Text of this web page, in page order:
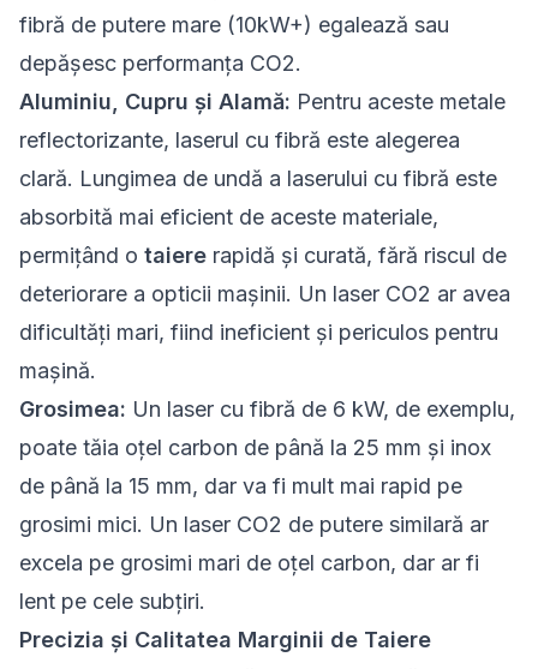
fibră de putere mare (10kW+) egalează sau
depășesc performanța CO2.
Aluminiu, Cupru și Alamă: Pentru aceste metale
reflectorizante, laserul cu fibră este alegerea
clară. Lungimea de undă a laserului cu fibră este
absorbită mai eficient de aceste materiale,
permițând o taiere rapidă și curată, fără riscul de
deteriorare a opticii mașinii. Un laser CO2 ar avea
dificultăți mari, fiind ineficient și periculos pentru
mașină.
Grosimea: Un laser cu fibră de 6 kW, de exemplu,
poate tăia oțel carbon de până la 25 mm și inox
de până la 15 mm, dar va fi mult mai rapid pe
grosimi mici. Un laser CO2 de putere similară ar
excela pe grosimi mari de oțel carbon, dar ar fi
lent pe cele subțiri.
Precizia și Calitatea Marginii de Taiere